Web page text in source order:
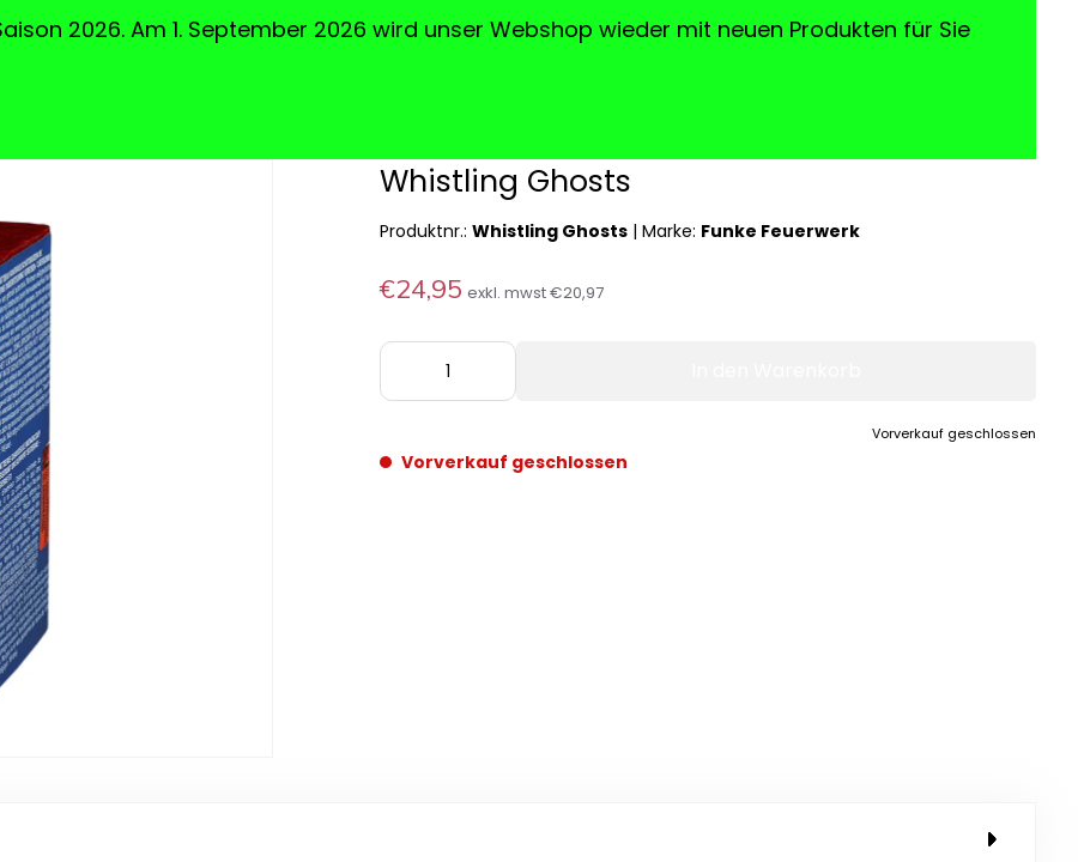
2026. Am 1. September 2026 wird unser Webshop wieder mit neuen Produkten für Sie
Whistling Ghosts
Produktnr.:Whistling Ghosts |Marke: Funke Feuerwerk
€24,95 exkl. mwst€20,97
Vorverkauf geschlossen
Vorverkauf geschlossen